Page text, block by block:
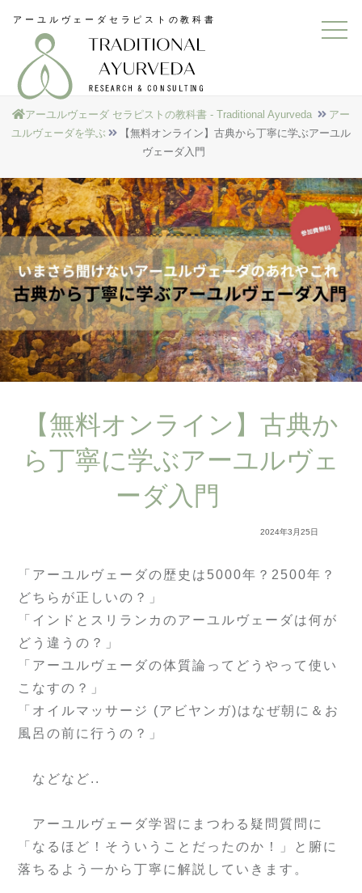
アーユルヴェーダ セラピストの教科書 - Traditional Ayurveda
アー
ユルヴェーダを学ぶ
【無料オンライン】古典から丁寧に学ぶアーユル
ヴェーダ入門
【無料オンライン】古典か
ら丁寧に学ぶアーユルヴェ
ーダ入門
2024年3月25日
「アーユルヴェーダの歴史は5000年？2500年？
どちらが正しいの？」
「インドとスリランカのアーユルヴェーダは何が
どう違うの？」
「アーユルヴェーダの体質論ってどうやって使い
こなすの？」
「オイルマッサージ (アビヤンガ)はなぜ朝に＆お
風呂の前に行うの？」
などなど..
アーユルヴェーダ学習にまつわる疑問質問に
「なるほど！そういうことだったのか！」と腑に
落ちるよう一から丁寧に解説していきます。